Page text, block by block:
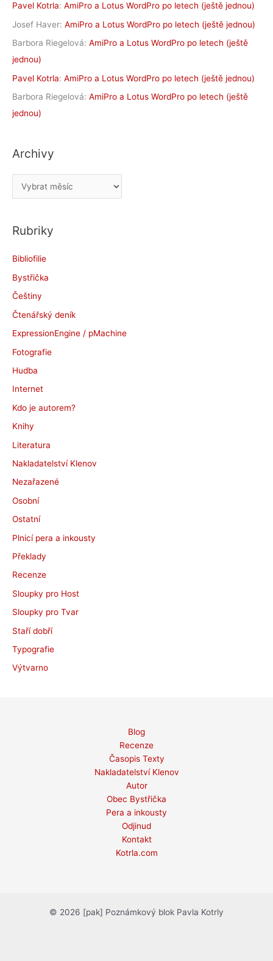
Pavel Kotrla: AmiPro a Lotus WordPro po letech (ještě jednou)
Josef Haver: AmiPro a Lotus WordPro po letech (ještě jednou)
Barbora Riegelová: AmiPro a Lotus WordPro po letech (ještě
jednou)
Pavel Kotrla: AmiPro a Lotus WordPro po letech (ještě jednou)
Barbora Riegelová: AmiPro a Lotus WordPro po letech (ještě
jednou)
Archivy
r
h
v
y
Rubriky
Bibliofilie
Bystřička
Češtiny
Čtenářský deník
ExpressionEngine / pMachine
Fotografie
Hudba
Internet
Kdo je autorem?
Knihy
Literatura
Nakladatelství Klenov
Nezařazené
Osobní
Ostatní
Plnicí pera a inkousty
Překlady
Recenze
Sloupky pro Host
Sloupky pro Tvar
Staří dobří
Typografie
Výtvarno
Blog
Recenze
Časopis Texty
Nakladatelství Klenov
Autor
Obec Bystřička
Pera a inkousty
Odjinud
Kontakt
Kotrla.com
© 2026 [pak] Poznámkový blok Pavla Kotrly